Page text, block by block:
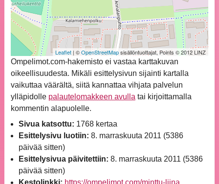
Leaflet | ©OpenStreetMapsisällöntuottajat, Points © 2012 LINZ
Ompelimot.com-hakemisto ei vastaa karttakuvan
oikeellisuudesta. Mikäli esittelysivun sijainti kartalla
vaikuttaa väärältä, siitä kannattaa vihjata palvelun
ylläpidolle palautelomakkeen avullatai kirjoittamalla
kommentin alapuolelle.
Sivua katsottu: 1768 kertaa
Esittelysivu luotiin: 8. marraskuuta 2011 (5386
päivää sitten)
Esittelysivua päivitettiin: 8. marraskuuta 2011 (5386
päivää sitten)